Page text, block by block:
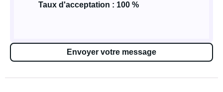
Taux d'acceptation : 100 %
Envoyer votre message